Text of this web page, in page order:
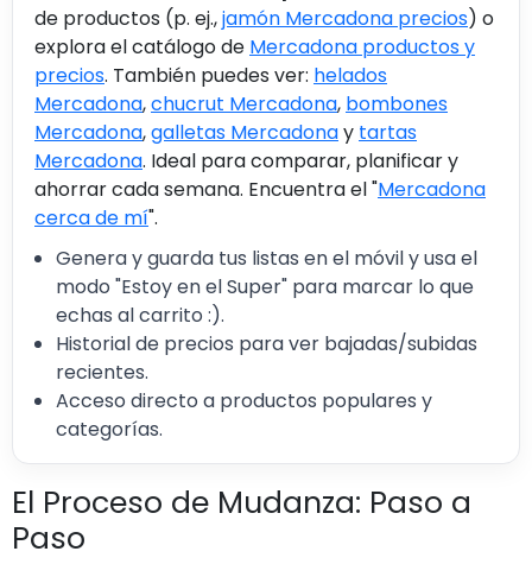
de productos (p. ej.,jamón Mercadona precios) o
explora el catálogo de Mercadona productos y
precios. También puedes ver: helados
Mercadona,chucrut Mercadona, bombones
Mercadona,galletas Mercadonay tartas
Mercadona. Ideal para comparar, planificar y
ahorrar cada semana. Encuentra el "Mercadona
cerca de mí".
Genera y guarda tus listas en el móvil y usa el
modo "Estoy en el Super" para marcar lo que
echas al carrito :).
Historial de precios para ver bajadas/subidas
recientes.
Acceso directo a productos populares y
categorías.
El Proceso de Mudanza: Paso a
Paso